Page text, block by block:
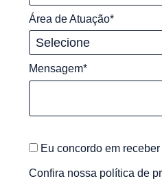
Área de Atuação*
Mensagem*
Eu concordo em
Confira nossa política de